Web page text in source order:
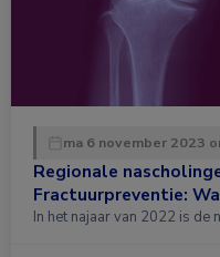
ma 6 november 2023
Regionale
Fractuurpreventie:
In het najaar van 2022 is